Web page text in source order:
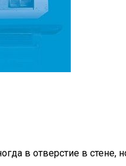
в отверстие в стене,